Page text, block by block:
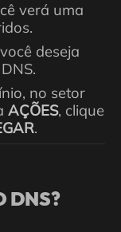
verá uma
deseja
no setor
AÇÕES, clique
.
DNS?